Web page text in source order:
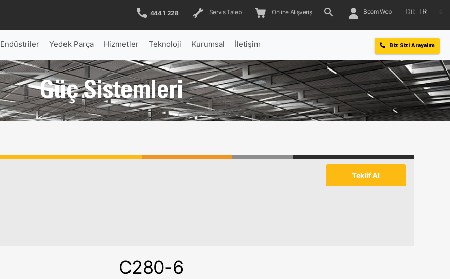
444 1 228 Servis Talebi Online Alışveriş Boom Web Dil: TR
Endüstriler Yedek Parça Hizmetler Teknoloji Kurumsal İletişim Biz Sizi Arayalım
Güç Sistemleri
Teklif Al
C280-6